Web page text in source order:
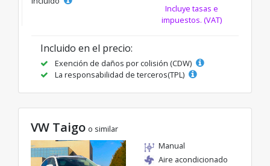
Incluye tasas e
impuestos. (VAT)
Incluido en el precio:
Exención de daños por colisión (CDW)
La responsabilidad de terceros(TPL)
VW Taigo o similar
Manual
Aire acondicionado